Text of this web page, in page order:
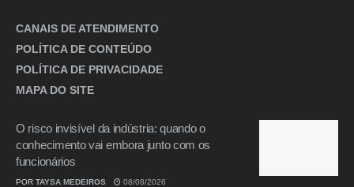
CANAIS DE ATENDIMENTO
POLÍTICA DE CONTEÚDO
POLÍTICA DE PRIVACIDADE
MAPA DO SITE
O risco invisível da indústria: quando o
conhecimento vai embora junto com os
funcionários
POR TAYSA MEDEIROS 08/08/2026